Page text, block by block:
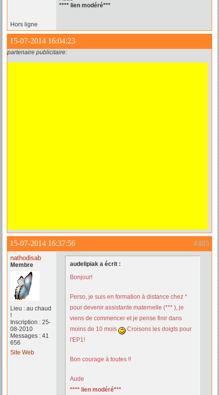
**** lien modéré***
Hors ligne
15-07-2014 16:04:23
partenaire publicitaire:
#485
15-07-2014 16:37:56
nathodisab
Membre
Lieu : au chaud
!
Inscription : 25-
08-2010
Messages : 41
656
Site Web
audelipiak a écrit :
Bonjour!
Perso, je suis en formation à distance chez *
pour devenir assistante maternelle (*** ), je
viens de commencer et je pense finir dans
moins de 10 mois
Croisons les doigts pour
l'EP1!
Bon courage à toutes !!
Aude
**** lien modéré***